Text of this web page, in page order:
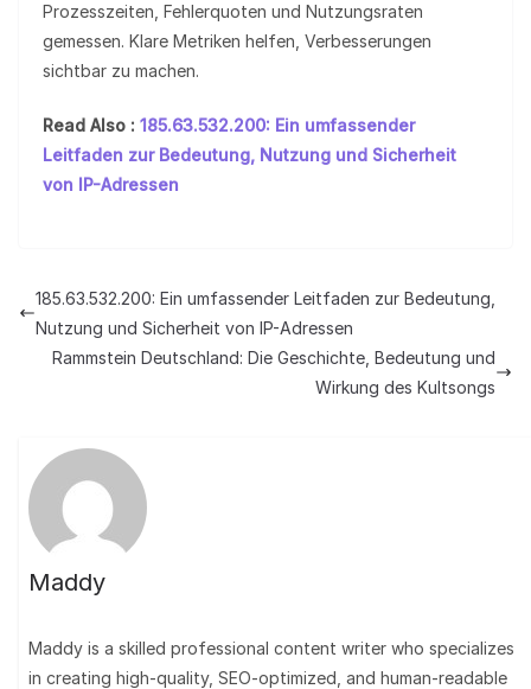
Prozesszeiten, Fehlerquoten und Nutzungsraten
gemessen. Klare Metriken helfen, Verbesserungen
sichtbar zu machen.
Read Also : 185.63.532.200: Ein umfassender
Leitfaden zur Bedeutung, Nutzung und Sicherheit
von IP-Adressen
185.63.532.200: Ein umfassender Leitfaden zur Bedeutung,
Nutzung und Sicherheit von IP-Adressen
Rammstein Deutschland: Die Geschichte, Bedeutung und
Wirkung des Kultsongs
Maddy
Maddy is a skilled professional content writer who specializes
in creating high-quality, SEO-optimized, and human-readable